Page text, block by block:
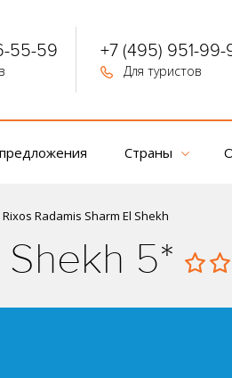
55-59 +7 (495) 951-99-
Для туристов
Страны
Rixos Radamis Sharm El Shekh
Shekh 5*